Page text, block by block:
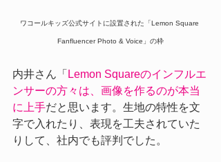
ワコールキッズ公式サイトに設置された「Lemon Square
Fanfluencer Photo & Voice」の枠
内井さん「 Lemon Squareのインフルエ
ンサーの方々は、画像を作るのが本当
に上手だと思います。生地の特性を文
字で入れたり、表現を工夫されていた
りして、社内でも評判でした。